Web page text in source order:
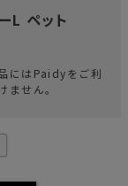
L ペット
にはPaidyをご利
ません。